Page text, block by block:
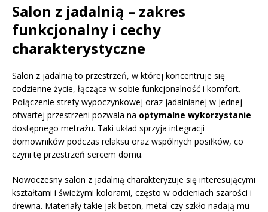
Salon z jadalnią – zakres
funkcjonalny i cechy
charakterystyczne
Salon z jadalnią to przestrzeń, w której koncentruje się
codzienne życie, łącząca w sobie funkcjonalność i komfort.
Połączenie strefy wypoczynkowej oraz jadalnianej w jednej
otwartej przestrzeni pozwala na optymalne wykorzystanie
dostępnego metrażu. Taki układ sprzyja integracji
domowników podczas relaksu oraz wspólnych posiłków, co
czyni tę przestrzeń sercem domu.
Nowoczesny salon z jadalnią charakteryzuje się interesującymi
kształtami i świeżymi kolorami, często w odcieniach szarości i
drewna. Materiały takie jak beton, metal czy szkło nadają mu